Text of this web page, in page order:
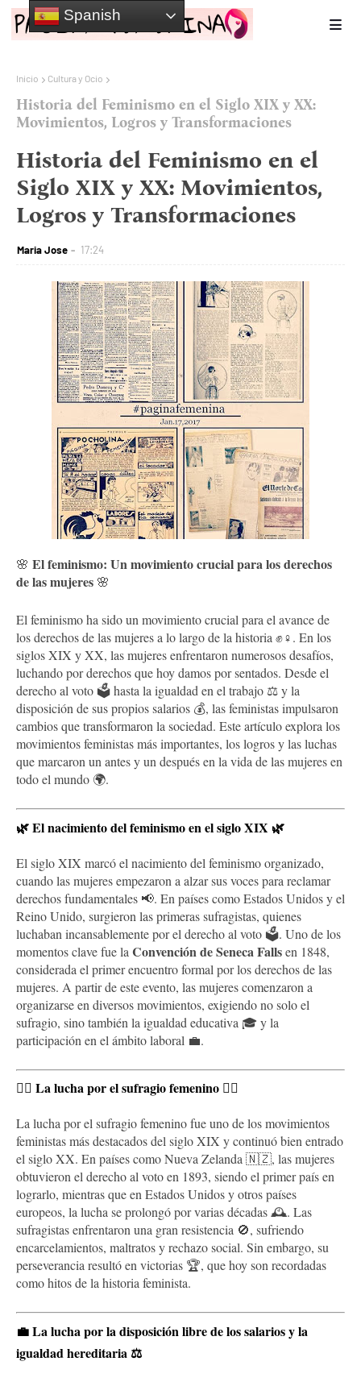
Inicio Cultura y Ocio
Historia del Feminismo en el Siglo XIX y XX:
Movimientos, Logros y Transformaciones
Historia del Feminismo en el
Siglo XIX y XX: Movimientos,
Logros y Transformaciones
Maria Jose 17:24
🌸 El feminismo: Un movimiento crucial para los derechos
de las mujeres 🌸
El feminismo ha sido un movimiento crucial para el avance de
los derechos de las mujeres a lo largo de la historia ✊♀️. En los
siglos XIX y XX, las mujeres enfrentaron numerosos desafíos,
luchando por derechos que hoy damos por sentados. Desde el
derecho al voto 🗳️ hasta la igualdad en el trabajo ⚖️ y la
disposición de sus propios salarios 💰, las feministas impulsaron
cambios que transformaron la sociedad. Este artículo explora los
movimientos feministas más importantes, los logros y las luchas
que marcaron un antes y un después en la vida de las mujeres en
todo el mundo 🌍.
🌿El nacimiento del feminismo en el siglo XIX 🌿
El siglo XIX marcó el nacimiento del feminismo organizado,
cuando las mujeres empezaron a alzar sus voces para reclamar
derechos fundamentales 📢. En países como Estados Unidos y el
Reino Unido, surgieron las primeras sufragistas, quienes
luchaban incansablemente por el derecho al voto 🗳️. Uno de los
momentos clave fue la Convención de Seneca Fallsen 1848,
considerada el primer encuentro formal por los derechos de las
mujeres. A partir de este evento, las mujeres comenzaron a
organizarse en diversos movimientos, exigiendo no solo el
sufragio, sino también la igualdad educativa 🎓 y la
participación en el ámbito laboral 💼.
👩‍⚖️ La lucha por el sufragio femenino 👩‍⚖️
La lucha por el sufragio femenino fue uno de los movimientos
feministas más destacados del siglo XIX y continuó bien entrado
el siglo XX. En países como Nueva Zelanda 🇳🇿, las mujeres
obtuvieron el derecho al voto en 1893, siendo el primer país en
lograrlo, mientras que en Estados Unidos y otros países
europeos, la lucha se prolongó por varias décadas 🕰️. Las
sufragistas enfrentaron una gran resistencia 🚫, sufriendo
encarcelamientos, maltratos y rechazo social. Sin embargo, su
perseverancia resultó en victorias 🏆, que hoy son recordadas
como hitos de la historia feminista.
💼La lucha por la disposición libre de los salarios y la
igualdad hereditaria ⚖️
Spanish